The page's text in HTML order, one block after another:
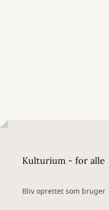
Kulturium - for alle
Bliv oprettet som bruger